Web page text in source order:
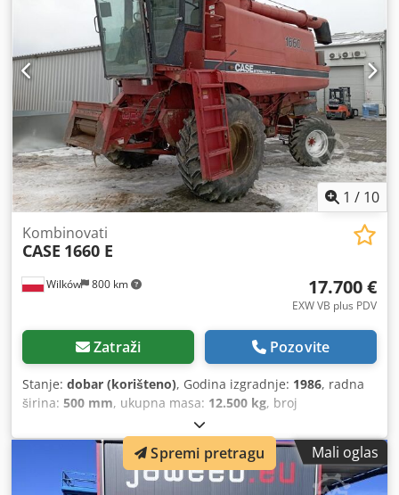
1 / 10
Wilków 800 km
Kombinovati
CASE 1660 E
17.700 €
EXW VB plus PDV
Zatraži Pozovite
Stanje: dobar (korišteno), Godina izgradnje: 1986, radna
širina: 500 mm, ukupna masa: 12.500 kg, broj
Mali oglas
Spremi pretragu